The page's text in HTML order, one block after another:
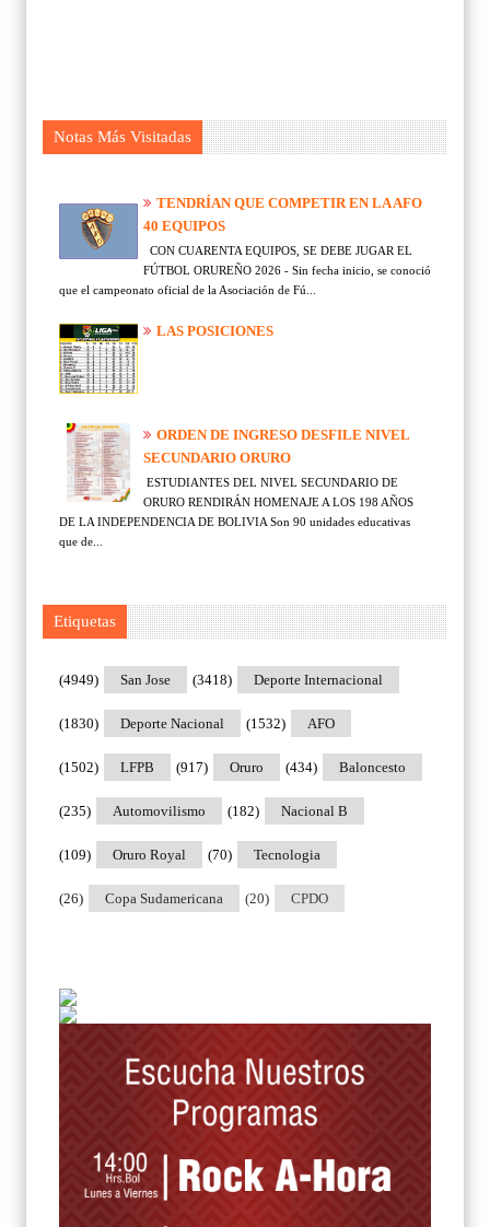
Notas Más Visitadas
TENDRÍAN QUE COMPETIR EN LA AFO
40 EQUIPOS
CON CUARENTA EQUIPOS, SE DEBE JUGAR EL
FÚTBOL ORUREÑO 2026 - Sin fecha inicio, se conoció
que el campeonato oficial de la Asociación de Fú...
LAS POSICIONES
ORDEN DE INGRESO DESFILE NIVEL
SECUNDARIO ORURO
ESTUDIANTES DEL NIVEL SECUNDARIO DE
ORURO RENDIRÁN HOMENAJE A LOS 198 AÑOS
DE LA INDEPENDENCIA DE BOLIVIA Son 90 unidades educativas
que de...
Etiquetas
San Jose
(4949) Deporte Internacional
(3418)
Deporte Nacional
(1830) AFO
(1532)
LFPB
(1502) Oruro
(917) Baloncesto
(434)
Automovilismo
(235) Nacional B
(182)
Oruro Royal
(109) Tecnologia
(70)
Copa Sudamericana
(26) CPDO
(20)